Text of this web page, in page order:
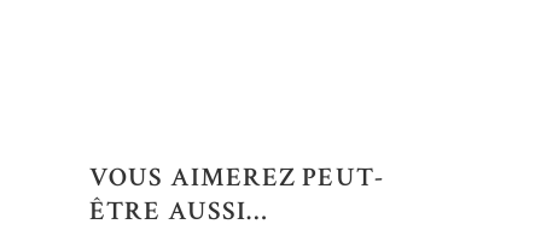
VOUS AIMEREZ PEUT-
ÊTRE AUSSI…